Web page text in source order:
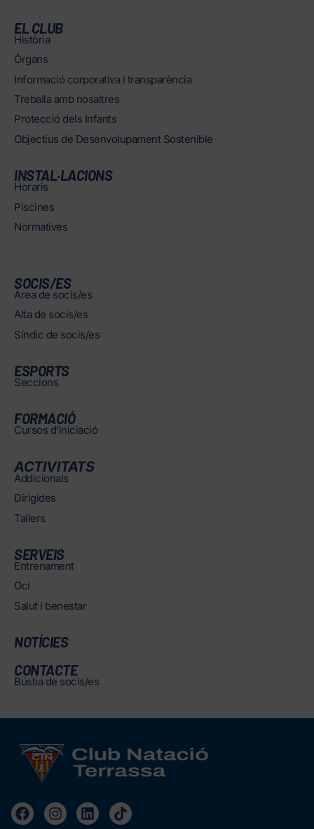
EL CLUB
Història
Òrgans
Informació corporativa i transparència
Treballa amb nosaltres
Protecció dels Infants
Objectius de Desenvolupament Sostenible
INSTAL·LACIONS
Horaris
Piscines
Normatives
SOCIS/ES
Àrea de socis/es
Alta de socis/es
Síndic de socis/es
ESPORTS
Seccions
FORMACIÓ
Cursos d’iniciació
ACTIVITATS
Addicionals
Dirigides
Tallers
SERVEIS
Entrenament
Oci
Salut i benestar
NOTÍCIES
CONTACTE
Bústia de socis/es